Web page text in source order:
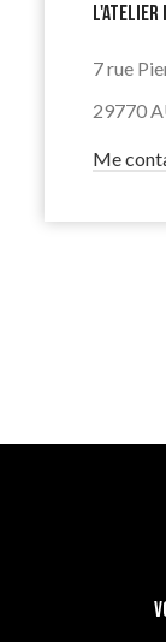
L'ATELIER
7 rue
29770
Me